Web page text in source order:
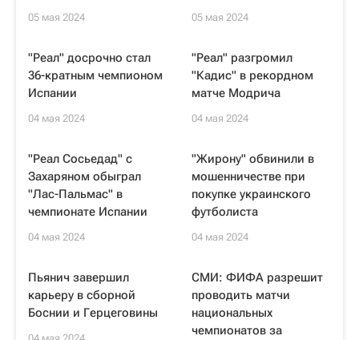
05 мая 2024 05 мая 2024
"Реал" досрочно стал
36-кратным чемпионом
Испании
04 мая 2024
"Реал" разгромил
"Кадис" в рекордном
матче Модрича
04 мая 2024
"Реал Сосьедад" с
Захаряном обыграл
"Лас-Пальмас" в
чемпионате Испании
04 мая 2024
"Жирону" обвинили в
мошенничестве при
покупке украинского
футболиста
04 мая 2024
Пьянич завершил
карьеру в сборной
Боснии и Герцеговины
СМИ: ФИФА разрешит
проводить матчи
национальных
чемпионатов за